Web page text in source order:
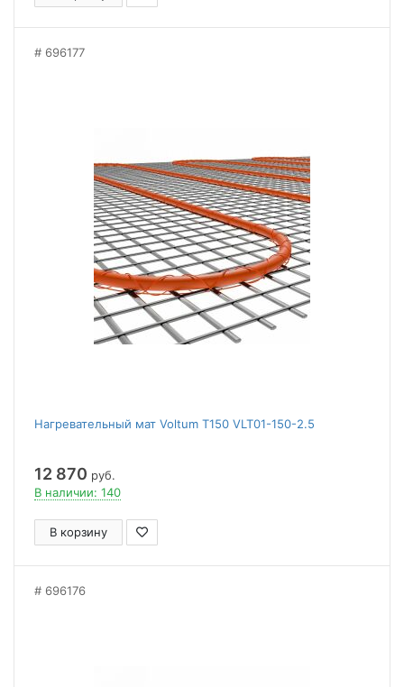
696177
Нагревательный мат Voltum Т150 VLT01-150-2.5
12 870 руб.
В наличии: 140
В корзину
696176